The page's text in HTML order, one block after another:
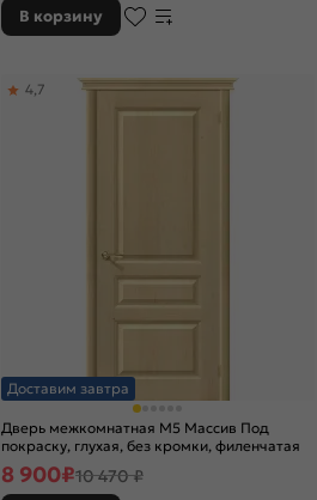
В корзину
Доставим завтра
Дверь межкомнатная М5 Массив Под
покраску, глухая, без кромки, филенчатая
4,7
8 900₽10 470 ₽